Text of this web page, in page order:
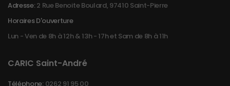
Adresse:2 Rue Benoite Boulard, 97410 Saint-Pierre
Horaires D'ouverture
Lun - Ven de 8h à 12h & 13h - 17h et Sam de 8h à 11h
CARIC Saint-André
Téléphone: 0262 91 95 00